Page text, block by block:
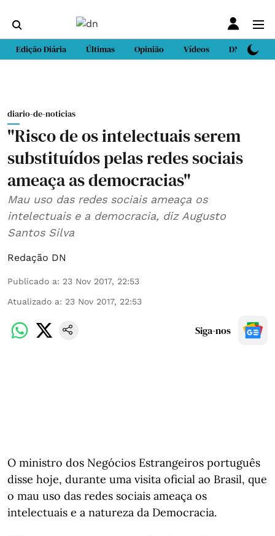
Edição Diária Últimas Opinião Vídeos DN Sport
diario-de-noticias
"Risco de os intelectuais serem
substituídos pelas redes sociais
ameaça as democracias"
Mau uso das redes sociais ameaça os
intelectuais e a democracia, diz Augusto
Santos Silva
Redação DN
Publicado a: 23 Nov 2017, 22:53
Atualizado a: 23 Nov 2017, 22:53
Siga-nos
O ministro dos Negócios Estrangeiros português
disse hoje, durante uma visita oficial ao Brasil, que
o mau uso das redes sociais ameaça os
intelectuais e a natureza da Democracia.